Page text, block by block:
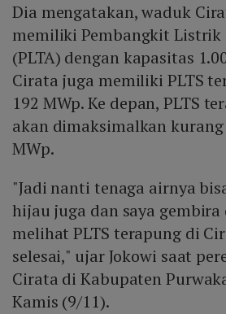
Dia mengatakan, waduk
memiliki Pembangkit Listrik
(PLTA) dengan kapasitas
Cirata juga memiliki PLTS
192 MWp. Ke depan, PLTS
akan dimaksimalkan kurang
MWp.
"Jadi nanti tenaga airnya
hijau juga dan saya gembira
melihat PLTS terapung di
selesai," ujar Jokowi saat
Cirata di Kabupaten
Kamis (9/11).